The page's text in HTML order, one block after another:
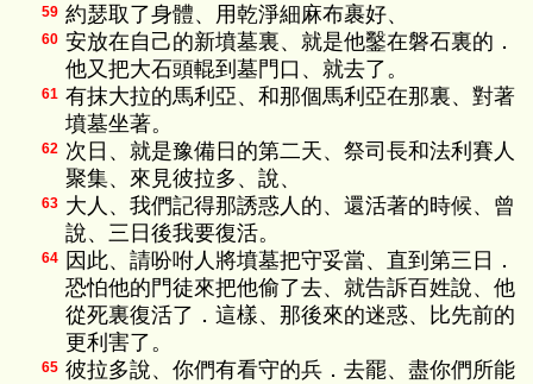
59 約瑟取了身體、用乾淨細麻布裹好、
60 安放在自己的新墳墓裏、就是他鑿在磐石裏的．
他又把大石頭輥到墓門口、就去了。
61 有抹大拉的馬利亞、和那個馬利亞在那裏、對著
墳墓坐著。
62 次日、就是豫備日的第二天、祭司長和法利賽人
聚集、來見彼拉多、說、
63 大人、我們記得那誘惑人的、還活著的時候、曾
說、三日後我要復活。
64
因此、請吩咐人將墳墓把守妥當、直到第三日．
恐怕他的門徒來把他偷了去、就告訴百姓說、他
從死裏復活了．這樣、那後來的迷惑、比先前的
更利害了。
65 彼拉多說、你們有看守的兵．去罷、盡你們所能